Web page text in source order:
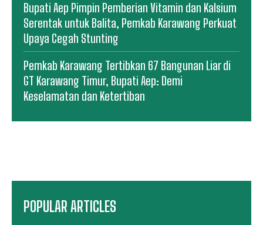
Bupati Aep Pimpin Pemberian Vitamin dan Kalsium
Serentak untuk Balita, Pemkab Karawang Perkuat
Upaya Cegah Stunting
Pemkab Karawang Tertibkan 67 Bangunan Liar di
GT Karawang Timur, Bupati Aep: Demi
Keselamatan dan Ketertiban
POPULAR ARTICLES